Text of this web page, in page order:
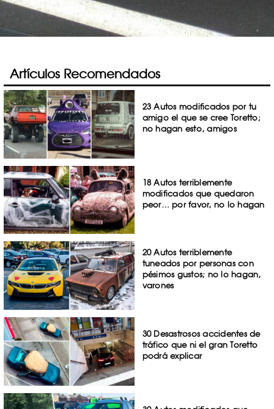
Artículos Recomendados
23 Autos modificados por tu
amigo el que se cree Toretto;
no hagan esto, amigos
18 Autos terriblemente
modificados que quedaron
peor… por favor, no lo hagan
20 Autos terriblemente
tuneados por personas con
pésimos gustos; no lo hagan,
varones
30 Desastrosos accidentes de
tráfico que ni el gran Toretto
podrá explicar